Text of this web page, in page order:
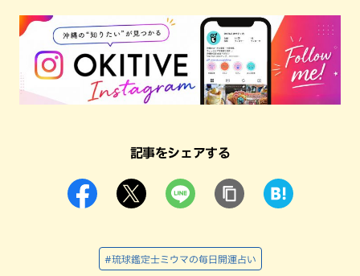
記事をシェアする
#琉球鑑定士ミウマの毎日開運占い